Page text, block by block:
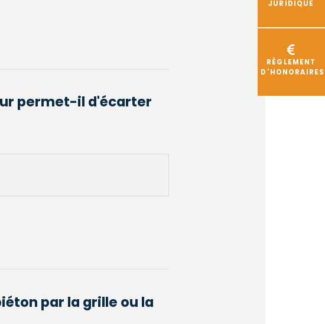
JURIDIQUE
RÈGLEMENT
D'HONORAIRES
permet-il d'écarter
par la grille ou la